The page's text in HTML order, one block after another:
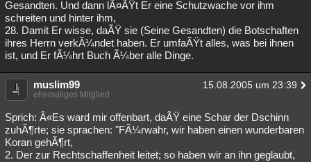
Gesandten. Und dann lÃ¤ÃŸt Er eine Schutzwache vor ihm
schreiten und hinter ihm,
28. Damit Er wisse, daÃŸ sie (Seine Gesandten) die Botschaften
ihres Herrn verkÃ¼ndet haben. Er umfaÃŸt alles, was bei ihnen
ist, und Er fÃ¼hrt Buch Ã¼ber alle Dinge.
muslim99 15.08.2005 um 23:39
ehemaliges Mitglied
Sprich: Â«Es ward mir offenbart, daÃŸ eine Schar der Dschinn
zuhÃ¶rte; sie sprachen: "FÃ¼rwahr, wir haben einen wunderbaren
Koran gehÃ¶rt,
2. Der zur Rechtschaffenheit leitet; so haben wir an ihn geglaubt,